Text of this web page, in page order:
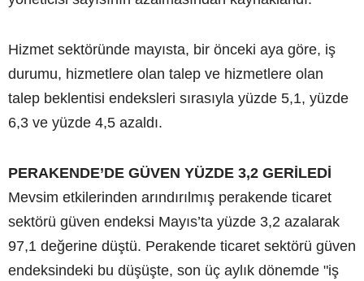
Hizmet sektöründe mayısta, bir önceki aya göre, iş
durumu, hizmetlere olan talep ve hizmetlere olan
talep beklentisi endeksleri sırasıyla yüzde 5,1, yüzde
6,3 ve yüzde 4,5 azaldı.
PERAKENDE’DE GÜVEN YÜZDE 3,2 GERİLEDİ
Mevsim etkilerinden arındırılmış perakende ticaret
sektörü güven endeksi Mayıs’ta yüzde 3,2 azalarak
97,1 değerine düştü. Perakende ticaret sektörü güven
endeksindeki bu düşüşte, son üç aylık dönemde "iş